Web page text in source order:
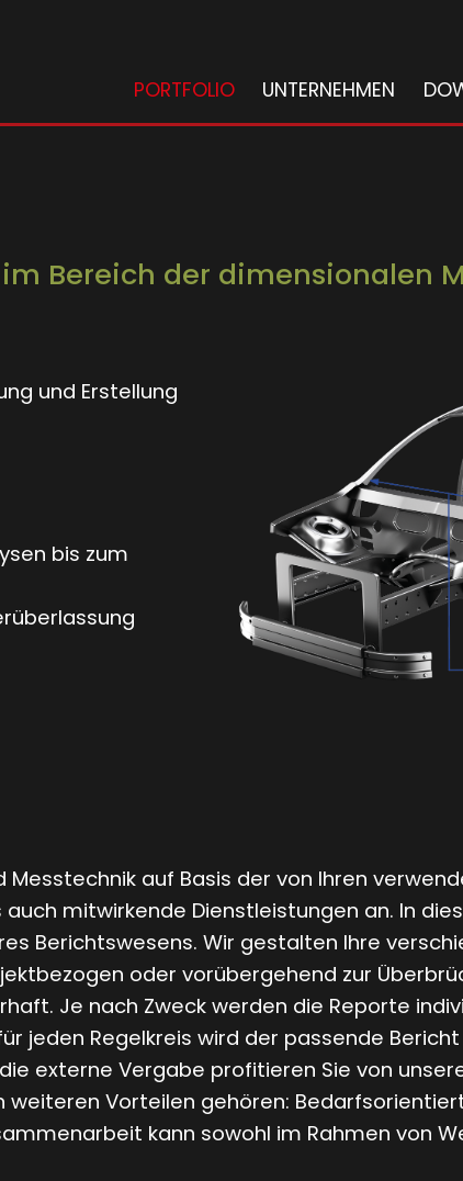
PORTFOLIO UNTERNEHMEN
Bereich der dimensionalen
und Erstellung
bis zum
auf Basis der von Ihren
mitwirkende Dienstleistungen an. In
Berichtswesens. Wir gestalten Ihre
oder vorübergehend zur
Je nach Zweck werden die Reporte
jeden Regelkreis wird der passende
externe Vergabe profitieren Sie von
Vorteilen gehören:
kann sowohl im Rahmen von